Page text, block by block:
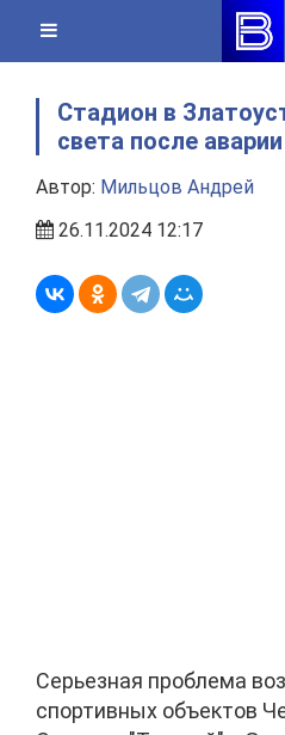
content
Стадион в
света после аварии
Автор: Мильцов Андрей
26.11.2024 12:17
Серьезная проблема
спортивных объектов